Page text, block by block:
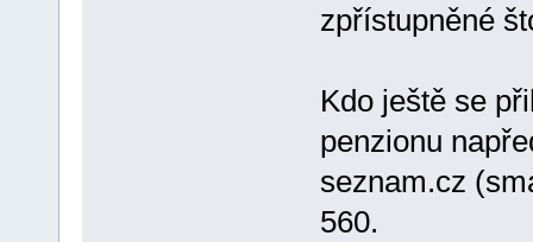
zpřístupněné
Kdo ještě se
penzionu
seznam.cz
560.